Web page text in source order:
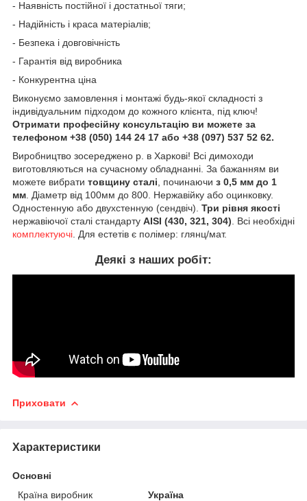
- Наявність постійної і достатньої тяги;
- Надійність і краса матеріалів;
- Безпека і довговічність
- Гарантія від виробника
- Конкурентна ціна
Виконуємо замовлення і монтажі будь-якої складності з
індивідуальним підходом до кожного клієнта, під ключ!
Отримати професійну консультацію ви можете за
телефоном +38 (050) 144 24 17 або +38 (097) 537 52 62.
Виробництво зосереджено р. в Харкові! Всі димоходи
виготовляються на сучасному обладнанні. За бажанням ви
можете вибрати товщину сталі , починаючи з 0,5 мм до 1
мм . Діаметр від 100мм до 800. Нержавійку або оцинковку.
Одностенную або двухстенную (сендвіч). Три рівня якості
нержавіючої сталі стандарту AISI (430, 321, 304) . Всі необхідні
комплектуючі . Для естетів є полімер: глянц/мат.
Деякі з наших робіт:
Приховати
Характеристики
Основні
Країна виробник
Україна